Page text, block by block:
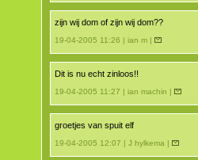
zijn wij dom of zijn wij dom??
19-04-2005 11:26 | ian m |
Dit is nu echt zinloos!!
19-04-2005 11:27 | ian machin |
groetjes van spuit elf
19-04-2005 12:07 | J hylkema |